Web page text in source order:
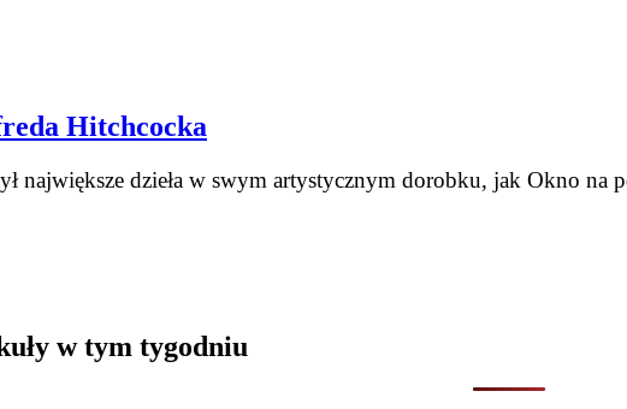
Hitchcocka
największe dzieła w swym artystycznym dorobku, jak Okno na
w tym tygodniu